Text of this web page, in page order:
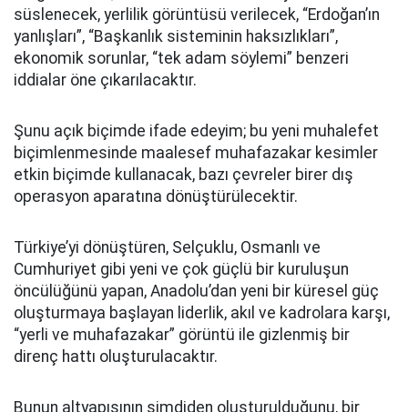
süslenecek, yerlilik görüntüsü verilecek, “Erdoğan’ın
yanlışları”, “Başkanlık sisteminin haksızlıkları”,
ekonomik sorunlar, “tek adam söylemi” benzeri
iddialar öne çıkarılacaktır.
Şunu açık biçimde ifade edeyim; bu yeni muhalefet
biçimlenmesinde maalesef muhafazakar kesimler
etkin biçimde kullanacak, bazı çevreler birer dış
operasyon aparatına dönüştürülecektir.
Türkiye’yi dönüştüren, Selçuklu, Osmanlı ve
Cumhuriyet gibi yeni ve çok güçlü bir kuruluşun
öncülüğünü yapan, Anadolu’dan yeni bir küresel güç
oluşturmaya başlayan liderlik, akıl ve kadrolara karşı,
“yerli ve muhafazakar” görüntü ile gizlenmiş bir
direnç hattı oluşturulacaktır.
Bunun altyapısının şimdiden oluşturulduğunu, bir